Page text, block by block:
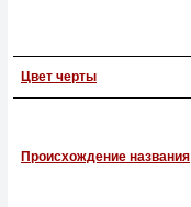
Цвет черты
Происхождение названия